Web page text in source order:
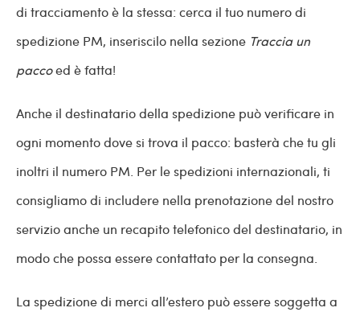
di tracciamento è la stessa: cerca il tuo numero di
spedizione PM, inseriscilo nella sezione Traccia un
paccoed è fatta!
Anche il destinatario della spedizione può verificare in
ogni momento dove si trova il pacco: basterà che tu gli
inoltri il numero PM. Per le spedizioni internazionali, ti
consigliamo di includere nella prenotazione del nostro
servizio anche un recapito telefonico del destinatario, in
modo che possa essere contattato per la consegna.
La spedizione di merci all’estero può essere soggetta a